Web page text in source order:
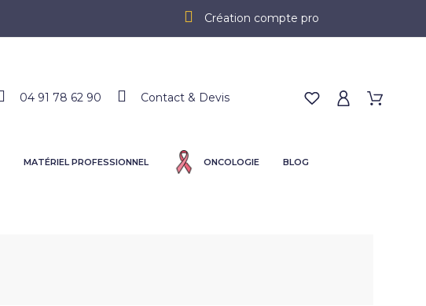
Création compte pro
04 91 78 62 90 Contact & Devis
MATÉRIEL PROFESSIONNEL ONCOLOGIE BLOG